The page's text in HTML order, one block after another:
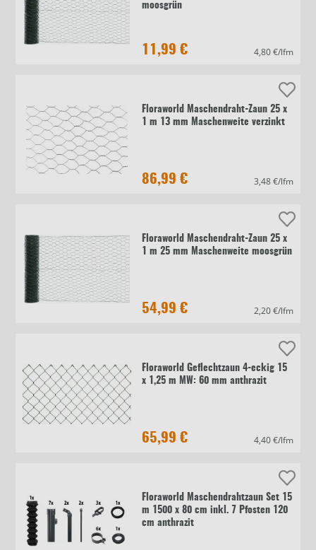
moosgrün
11,99 € 4,80 €/lfm
Floraworld Maschendraht-Zaun 25 x
1 m 13 mm Maschenweite verzinkt
86,99 € 3,48 €/lfm
Floraworld Maschendraht-Zaun 25 x
1 m 25 mm Maschenweite moosgrün
54,99 € 2,20 €/lfm
Floraworld Geflechtzaun 4-eckig 15
x 1,25 m MW: 60 mm anthrazit
65,99 € 4,40 €/lfm
Floraworld Maschendrahtzaun Set 15
m 1500 x 80 cm inkl. 7 Pfosten 120
cm anthrazit